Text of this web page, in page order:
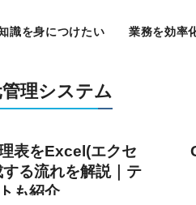
識を身につけたい 業務を効率
理システム
表をExcel(エクセ
る流れを解説｜テ
も紹介